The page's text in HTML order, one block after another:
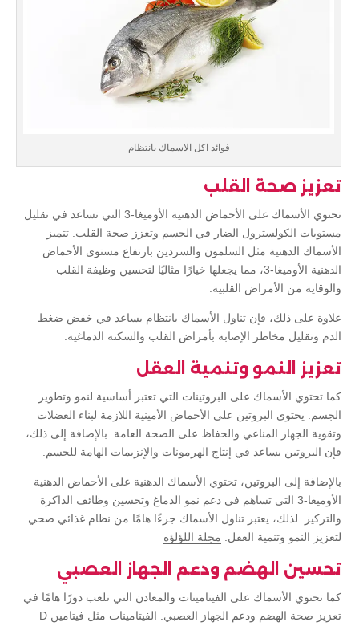
فوائد اكل الاسماك بانتظام
تعزيز صحة القلب
تحتوي الأسماك على الأحماض الدهنية الأوميغا-3 التي تساعد في تقليل
مستويات الكولسترول الضار في الجسم وتعزز صحة القلب. تتميز
الأسماك الدهنية مثل السلمون والسردين بارتفاع مستوى الأحماض
الدهنية الأوميغا-3، مما يجعلها خيارًا مثاليًا لتحسين وظيفة القلب
والوقاية من الأمراض القلبية.
علاوة على ذلك، فإن تناول الأسماك بانتظام يساعد في خفض ضغط
الدم وتقليل مخاطر الإصابة بأمراض القلب والسكتة الدماغية.
تعزيز النمو وتنمية العقل
كما تحتوي الأسماك على البروتينات التي تعتبر أساسية لنمو وتطوير
الجسم. يحتوي البروتين على الأحماض الأمينية اللازمة لبناء العضلات
وتقوية الجهاز المناعي والحفاظ على الصحة العامة. بالإضافة إلى ذلك،
فإن البروتين يساعد في إنتاج الهرمونات والإنزيمات الهامة للجسم.
بالإضافة إلى البروتين، تحتوي الأسماك الدهنية على الأحماض الدهنية
الأوميغا-3 التي تساهم في دعم نمو الدماغ وتحسين وظائف الذاكرة
والتركيز. لذلك، يعتبر تناول الأسماك جزءًا هامًا من نظام غذائي صحي
لتعزيز النمو وتنمية العقل. مجلة اللؤلؤه
تحسين الهضم ودعم الجهاز العصبي
كما تحتوي الأسماك على الفيتامينات والمعادن التي تلعب دورًا هامًا في
تعزيز صحة الهضم ودعم الجهاز العصبي. الفيتامينات مثل فيتامين D